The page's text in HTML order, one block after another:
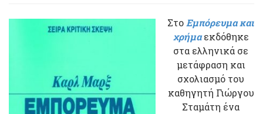
ΣτοΕμπόρευμα και
χρήμα εκδόθηκε
στα ελληνικά σε
μετάφραση και
σχολιασμό του
καθηγητή Γιώργου
Σταμάτη ένα